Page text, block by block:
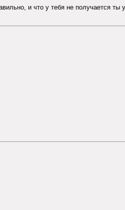
и что у тебя не получается